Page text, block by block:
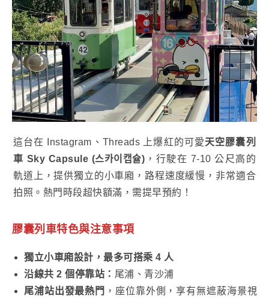
這台在 Instagram、Threads 上爆紅的可愛天空膠囊列
車 Sky Capsule (스카이캡슐) ，行駛在 7-10 公尺高的
軌道上，提供獨立的小車廂，路程速度緩慢，非常適合
拍照。熱門時段超快額滿，需提早預約！
膠囊列車特色與注意事項
獨立小車廂設計，最多可搭乘 4 人
沿線共 2 個停靠站： 尾浦、青沙浦
尾浦站出發最熱門 ，座位靠外側，享有無遮蔽海景視